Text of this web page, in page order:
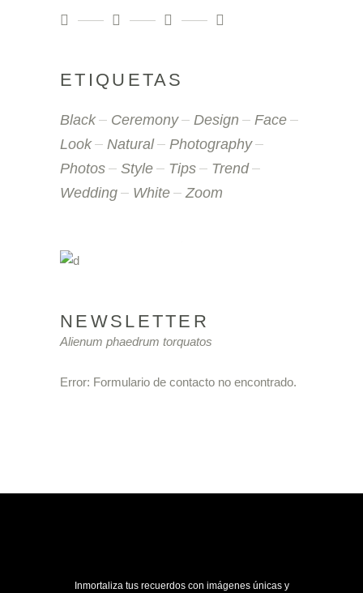
ETIQUETAS
Black Ceremony Design
Face
Look
Natural
Photography
Photos
Style Tips
Trend
Wedding
White Zoom
NEWSLETTER
Alienum phaedrum torquatos
Error: Formulario de contacto no encontrado.
Inmortaliza tus recuerdos con imágenes únicas y